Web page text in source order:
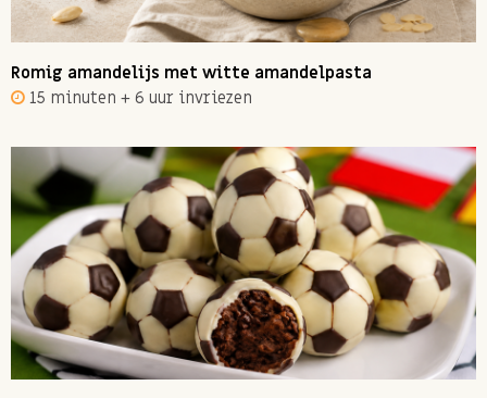
Romig amandelijs met witte amandelpasta
15 minuten + 6 uur invriezen